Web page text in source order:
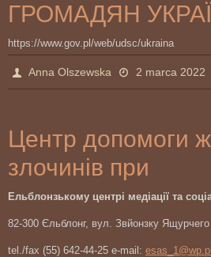
ГРОМАДЯН
https://www.gov.pl/web/udsc/ukraina
Anna Olszewska 2 marca 2022
Центр допомоги
злочинів при
Ельблонзькому центрі медіації та
82-300 Єльблонг, вул. Звйонзку Ящурчего
tel./fax (55) 642-44-25 e-mail: esas_1@wp.pl